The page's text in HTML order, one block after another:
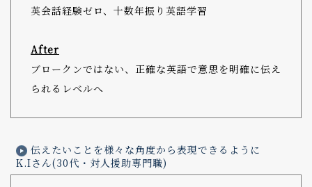
英会話経験ゼロ、十数年振り英語学習
After
ブロークンではない、正確な英語で意思を明確に伝え
られるレベルへ
伝えたいことを様々な角度から表現できるように
K.Iさん(30代・対人援助専門職)